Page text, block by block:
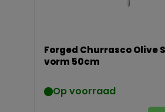
Forged Churrasco Olive
vorm 50cm
Op voorraad